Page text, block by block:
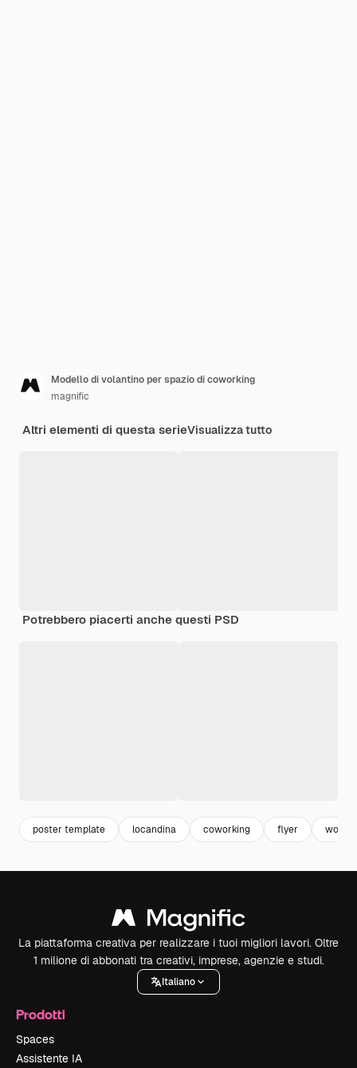
Modello di volantino per spazio di coworking
magnific
Altri elementi di questa serieVisualizza tutto
Potrebbero piacerti anche questi PSD
poster template locandina coworking flyer
La piattaforma creativa per realizzare i tuoi migliori lavori. Oltre
1 milione di abbonati tra creativi, imprese, agenzie e studi.
Italiano
Prodotti
Spaces
Assistente IA